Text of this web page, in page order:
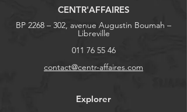
CENTR'AFFAIRES
BP 2268 – 302, avenue Augustin Boumah –
Libreville
011 76 55 46
contact@centr-affaires.com
Explorer